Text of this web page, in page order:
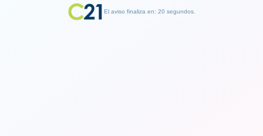
El aviso finaliza en: 19 segundos.